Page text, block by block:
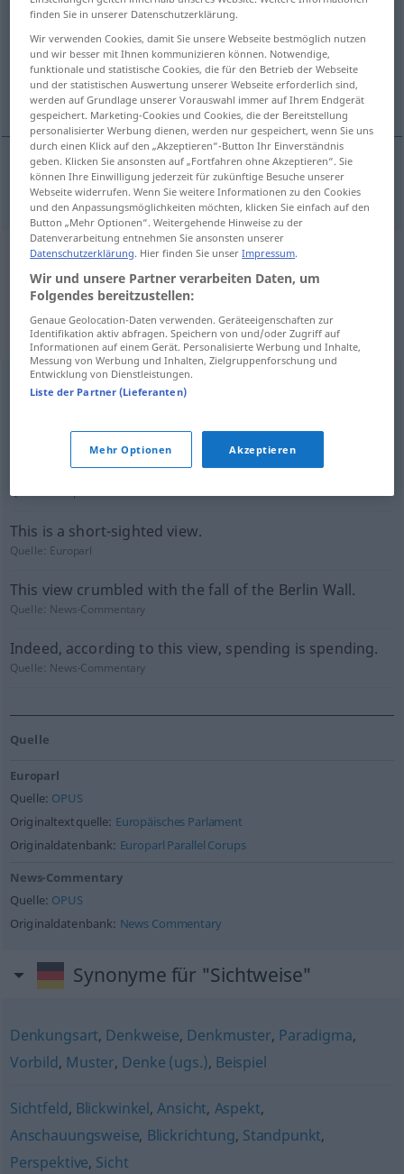
Übersicht aller Übersetzungen
(Für mehr Details die Übersetzung anklicken/antippen)
view of things
view(of things) Sichtweise
Beispielsätze aus externen Quellen
für "Sichtweise"
(nicht von der Langenscheidt Redaktion
geprüft)
If policymakers are to address today ’ s problems, they
News-Commentary
At least, this is the Turkish point of view.
Quelle:
This is a short-sighted view.
Quelle: Europarl
This view crumbled with the fall of the Berlin Wall.
Quelle: News-Commentary
Indeed, according to this view, spending is spending.
Quelle: News-Commentary
Quelle
Europarl
Quelle: OPUS
Originaltextquelle: Europäisches Parlament
Originaldatenbank: Europarl Parallel Corups
News-Commentary
Quelle: OPUS
Originaldatenbank: News Commentary
Synonyme für "Sichtweise"
Denkungsart, Denkweise, Denkmuster, Paradigma,
Vorbild, Muster, Denke (ugs.), Beispiel
Sichtfeld, Blickwinkel,Ansicht, Aspekt,
Anschauungsweise, Blickrichtung, Standpunkt,
Perspektive, Sicht
finden Sie in unserer Datenschutzerklärung.
Wir verwenden Cookies, damit Sie unsere Webseite bestmöglich nutzen
und wir besser mit Ihnen kommunizieren können. Notwendige,
funktionale und statistische Cookies, die für den Betrieb der Webseite
und der statistischen Auswertung unserer Webseite erforderlich sind,
werden auf Grundlage unserer Vorauswahl immer auf Ihrem Endgerät
gespeichert. Marketing-Cookies und Cookies, die der Bereitstellung
personalisierter Werbung dienen, werden nur gespeichert, wenn Sie uns
durch einen Klick auf den „Akzeptieren“-Button Ihr Einverständnis
geben. Klicken Sie ansonsten auf „Fortfahren ohne Akzeptieren“. Sie
können Ihre Einwilligung jederzeit für zukünftige Besuche unserer
Webseite widerrufen. Wenn Sie weitere Informationen zu den Cookies
und den Anpassungsmöglichkeiten möchten, klicken Sie einfach auf den
Button „Mehr Optionen“. Weitergehende Hinweise zu der
Datenverarbeitung entnehmen Sie ansonsten unserer
Datenschutzerklärung. Hier finden Sie unserImpressum.
Wir und unsere Partner verarbeiten Daten, um
Folgendes bereitzustellen:
Genaue Geolocation-Daten verwenden. Geräteeigenschaften zur
Identifikation aktiv abfragen. Speichern von und/oder Zugriff auf
Informationen auf einem Gerät. Personalisierte Werbung und Inhalte,
Messung von Werbung und Inhalten, Zielgruppenforschung und
Entwicklung von Dienstleistungen.
Liste der Partner (Lieferanten)
Mehr Optionen Akzeptieren